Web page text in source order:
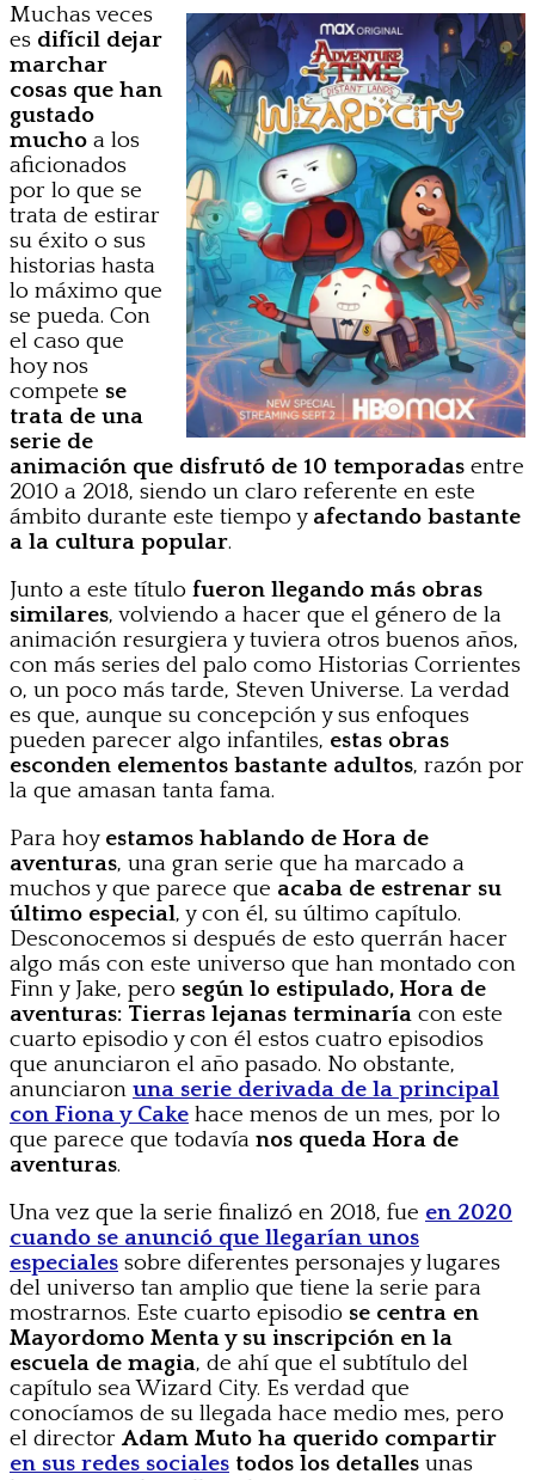
Muchas veces
es difícil dejar
marchar
cosas que han
gustado
mucho a los
aficionados
por lo que se
trata de estirar
su éxito o sus
historias hasta
lo máximo que
se pueda. Con
el caso que
hoy nos
compete se
trata de una
serie de
animación que disfrutó de 10 temporadas entre
2010 a 2018, siendo un claro referente en este
ámbito durante este tiempo y afectando bastante
a la cultura popular.
Junto a este título fueron llegando más obras
similares, volviendo a hacer que el género de la
animación resurgiera y tuviera otros buenos años,
con más series del palo como Historias Corrientes
o, un poco más tarde, Steven Universe. La verdad
es que, aunque su concepción y sus enfoques
pueden parecer algo infantiles, estas obras
esconden elementos bastante adultos, razón por
la que amasan tanta fama.
Para hoy estamos hablando de Hora de
aventuras, una gran serie que ha marcado a
muchos y que parece que acaba de estrenar su
último especial, y con él, su último capítulo.
Desconocemos si después de esto querrán hacer
algo más con este universo que han montado con
Finn y Jake, pero según lo estipulado, Hora de
aventuras: Tierras lejanas terminaría con este
cuarto episodio y con él estos cuatro episodios
que anunciaron el año pasado. No obstante,
anunciaron una serie derivada de la principal
con Fiona y Cake hace menos de un mes, por lo
que parece que todavía nos queda Hora de
aventuras.
Una vez que la serie finalizó en 2018, fue en 2020
cuando se anunció que llegarían unos
especiales sobre diferentes personajes y lugares
del universo tan amplio que tiene la serie para
mostrarnos. Este cuarto episodio se centra en
Mayordomo Menta y su inscripción en la
escuela de magia, de ahí que el subtítulo del
capítulo sea Wizard City. Es verdad que
conocíamos de su llegada hace medio mes, pero
el director Adam Muto ha querido compartir
en sus redes sociales todos los detalles unas